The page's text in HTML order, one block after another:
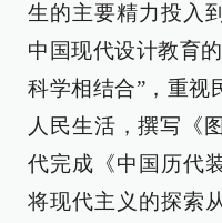
生的主要精力投入
中国现代设计教育
科学相结合”，重视
人民生活，撰写《
代完成《中国历代
将现代主义的探索